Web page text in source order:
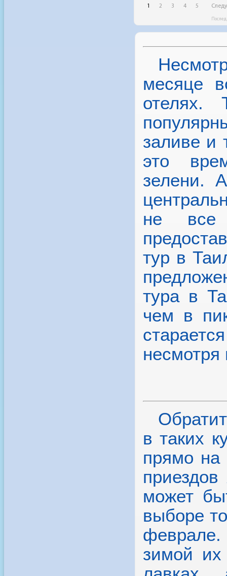
не все
тур в
тура в
чем в
несмотря
в таких
прямо на
может
выборе
лавках,
уже
место
феврале
цена на